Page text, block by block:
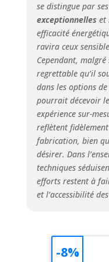
se distingue par ses
exceptionnelles et
efficacité
ravira ceux
Cependant,
regrettable qu’il
dans les options
pourrait décevoir
expérience sur-
reflètent
fabrication, bien
désirer. Dans
techniques
efforts restent à
et l’accessibilité
-8%